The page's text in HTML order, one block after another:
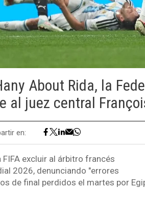
About Rida, la
al juez central
en:
excluir al árbitro francés
2026, denunciando "errores
de final perdidos el martes por